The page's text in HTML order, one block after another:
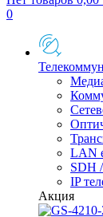
0
LAN
SDH
IP
Акция